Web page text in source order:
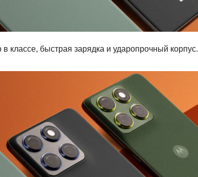
классе, быстрая зарядка и ударопрочный корпус.